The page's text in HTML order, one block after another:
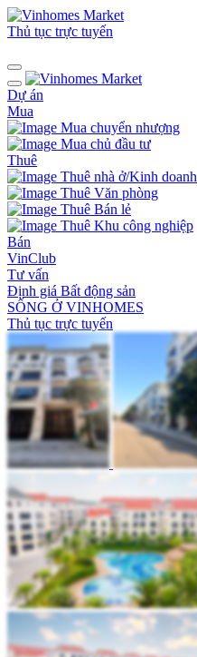
Thủ tục trực tuyến
Dự án
Mua
Mua chuyển nhượng
Mua chủ đầu tư
Thuê
Thuê nhà ở/Kinh doanh
Thuê Văn phòng
Thuê Bán lẻ
Thuê Khu công nghiệp
Bán
VinClub
Tư vấn
Định giá Bất động sản
SỐNG Ở VINHOMES
Thủ tục trực tuyến